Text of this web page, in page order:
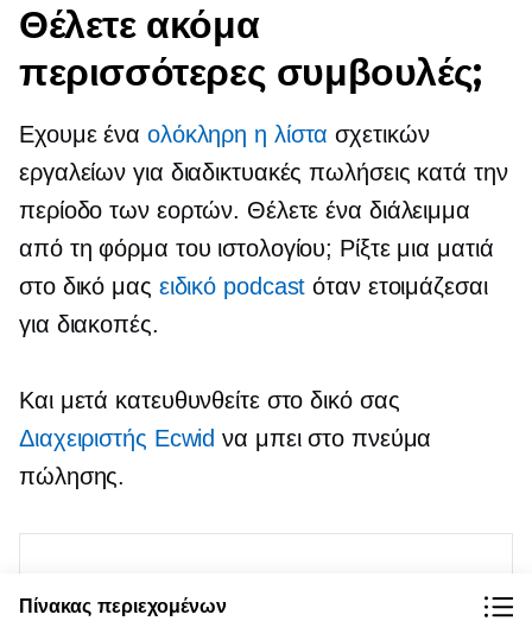
Θέλετε ακόμα
περισσότερες συμβουλές;
Εχουμε ένα ολόκληρη η λίστα σχετικών
εργαλείων για διαδικτυακές πωλήσεις κατά την
περίοδο των εορτών. Θέλετε ένα διάλειμμα
από τη φόρμα του ιστολογίου; Ρίξτε μια ματιά
στο δικό μας ειδικό podcast όταν ετοιμάζεσαι
για διακοπές.
Και μετά κατευθυνθείτε στο δικό σας
Διαχειριστής Ecwid να μπει στο πνεύμα
πώλησης.
Πίνακας περιεχομένων